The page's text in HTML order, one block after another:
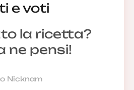
e voti
la ricetta?
ne pensi!